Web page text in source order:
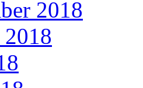
2018